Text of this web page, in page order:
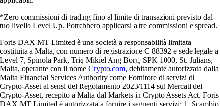
*Zero commissioni di trading fino al limite di transazioni previsto dal
tuo livello Level Up. Potrebbero applicarsi altre commissioni e spread.
Foris DAX MT Limited è una società a responsabilità limitata
costituita a Malta, con numero di registrazione C 88392 e sede legale a
Level 7, Spinola Park, Triq Mikiel Ang Borg, SPK 1000, St. Julians,
Malta, operante con il nome Crypto.com, debitamente autorizzata dalla
Malta Financial Services Authority come Fornitore di servizi di
Crypto-Asset ai sensi del Regolamento 2023/1114 sui Mercati dei
Crypto-Asset, recepito a Malta dal Markets in Crypto Assets Act. Foris
DAX MT Limited è autorizzata a fornire i seguenti servizi: 1. Scambio